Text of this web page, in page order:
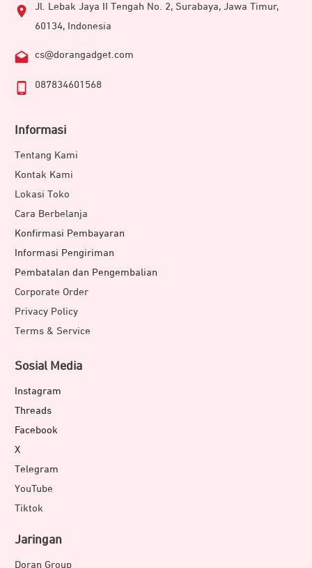
Jl. Lebak Jaya II Tengah No. 2, Surabaya, Jawa Timur,
60134, Indonesia
cs@dorangadget.com
087834601568
Informasi
Tentang Kami
Kontak Kami
Lokasi Toko
Cara Berbelanja
Konfirmasi Pembayaran
Informasi Pengiriman
Pembatalan dan Pengembalian
Corporate Order
Privacy Policy
Terms & Service
Sosial Media
Instagram
Threads
Facebook
X
Telegram
YouTube
Tiktok
Jaringan
Doran Group